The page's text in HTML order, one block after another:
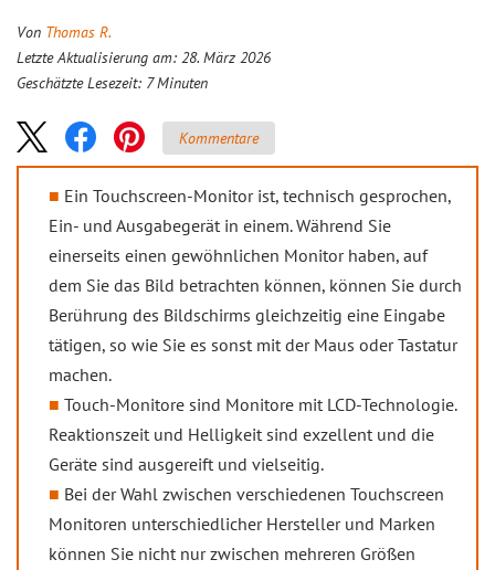
Von Thomas R.
Letzte Aktualisierung am: 28. März 2026
Geschätzte Lesezeit: 7 Minuten
Kommentare
Ein Touchscreen-Monitor ist, technisch gesprochen,
Ein- und Ausgabegerät in einem. Während Sie
einerseits einen gewöhnlichen Monitor haben, auf
dem Sie das Bild betrachten können, können Sie durch
Berührung des Bildschirms gleichzeitig eine Eingabe
tätigen, so wie Sie es sonst mit der Maus oder Tastatur
machen.
Touch-Monitore sind Monitore mit LCD-Technologie.
Reaktionszeit und Helligkeit sind exzellent und die
Geräte sind ausgereift und vielseitig.
Bei der Wahl zwischen verschiedenen Touchscreen
Monitoren unterschiedlicher Hersteller und Marken
können Sie nicht nur zwischen mehreren Größen